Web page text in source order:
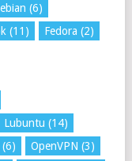
(6)
(11) Fedora (2)
Lubuntu (14)
(6) OpenVPN (3)